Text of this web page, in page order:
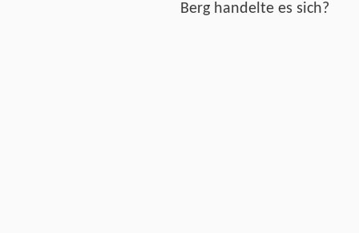
Berg handelte es sich?